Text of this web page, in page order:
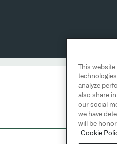
This
analyze
also share
our social
we have
will be
Cookie